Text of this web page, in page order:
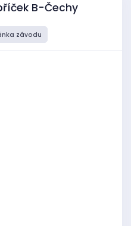
B-Čechy
závodu